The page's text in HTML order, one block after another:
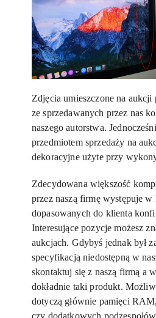
Zdjęcia umieszczone na aukcji
ze sprzedawanych przez nas
naszego autorstwa.
przedmiotem sprzedaży na
dekoracyjne użyte przy
Zdecydowana większość
przez naszą firmę występuje w
dopasowanych do klienta
Interesujące pozycje możesz
aukcjach. Gdybyś jednak był
specyfikacją niedostępną w
skontaktuj się z naszą firmą a
dokładnie taki produkt.
dotyczą głównie pamięci